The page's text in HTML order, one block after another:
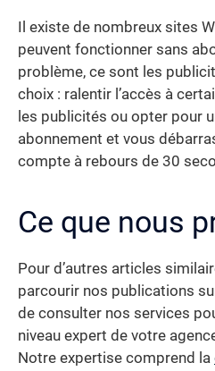
Il existe de nombreux sites
peuvent fonctionner sans
problème, ce sont les
choix : ralentir l’accès à
les publicités ou opter pour
abonnement et vous
compte à rebours de 30
Ce que nous
Pour d’autres articles
parcourir nos publications
de consulter nos services
niveau expert de votre
Notre expertise comprend la